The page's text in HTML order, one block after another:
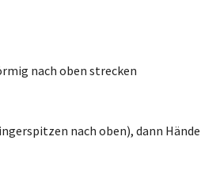
nach oben strecken
nach oben), dann